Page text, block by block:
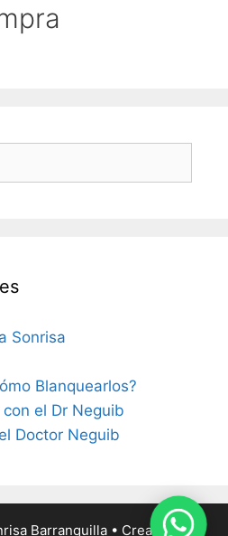
Sonrisa
Blanquearlos?
el Dr Neguib
Doctor Neguib
Barranquilla• Creado con